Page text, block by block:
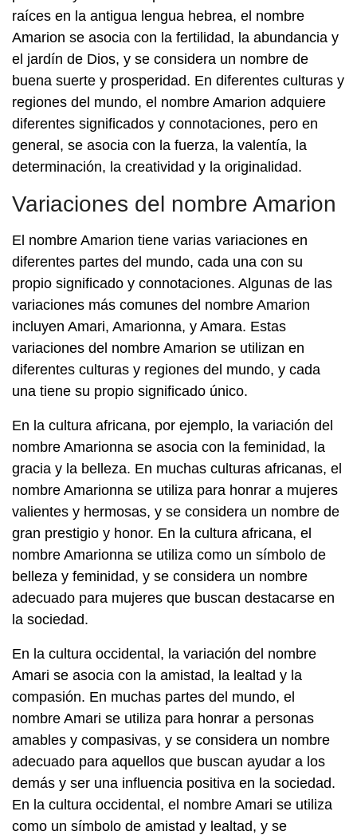
raíces en la antigua lengua hebrea, el nombre
Amarion se asocia con la fertilidad, la abundancia y
el jardín de Dios, y se considera un nombre de
buena suerte y prosperidad. En diferentes culturas y
regiones del mundo, el nombre Amarion adquiere
diferentes significados y connotaciones, pero en
general, se asocia con la fuerza, la valentía, la
determinación, la creatividad y la originalidad.
Variaciones del nombre Amarion
El nombre Amarion tiene varias variaciones en
diferentes partes del mundo, cada una con su
propio significado y connotaciones. Algunas de las
variaciones más comunes del nombre Amarion
incluyen Amari, Amarionna, y Amara. Estas
variaciones del nombre Amarion se utilizan en
diferentes culturas y regiones del mundo, y cada
una tiene su propio significado único.
En la cultura africana, por ejemplo, la variación del
nombre Amarionna se asocia con la feminidad, la
gracia y la belleza. En muchas culturas africanas, el
nombre Amarionna se utiliza para honrar a mujeres
valientes y hermosas, y se considera un nombre de
gran prestigio y honor. En la cultura africana, el
nombre Amarionna se utiliza como un símbolo de
belleza y feminidad, y se considera un nombre
adecuado para mujeres que buscan destacarse en
la sociedad.
En la cultura occidental, la variación del nombre
Amari se asocia con la amistad, la lealtad y la
compasión. En muchas partes del mundo, el
nombre Amari se utiliza para honrar a personas
amables y compasivas, y se considera un nombre
adecuado para aquellos que buscan ayudar a los
demás y ser una influencia positiva en la sociedad.
En la cultura occidental, el nombre Amari se utiliza
como un símbolo de amistad y lealtad, y se